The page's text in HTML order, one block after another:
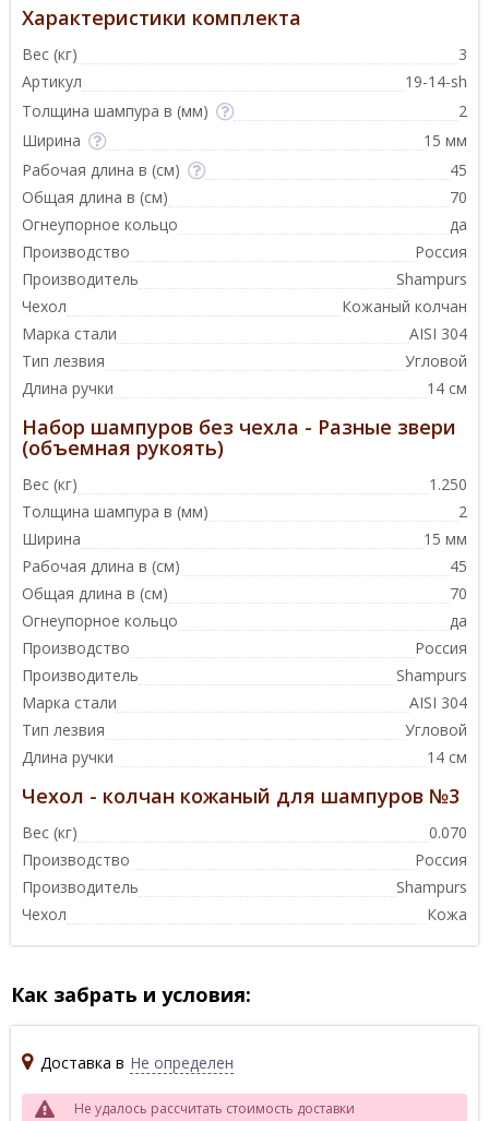
Характеристики комплекта
Вес (кг)
3
Артикул
19-14-sh
Толщина шампура в (мм)
2
Ширина
15 мм
Рабочая длина в (см)
45
Общая длина в (см)
70
Огнеупорное кольцо
да
Производство
Россия
Производитель
Shampurs
Чехол
Кожаный колчан
Марка стали
AISI 304
Тип лезвия
Угловой
Длина ручки
14 см
Набор шампуров без чехла - Разные звери
(объемная рукоять)
Вес (кг)
1.250
Толщина шампура в (мм)
2
Ширина
15 мм
Рабочая длина в (см)
45
Общая длина в (см)
70
Огнеупорное кольцо
да
Производство
Россия
Производитель
Shampurs
Марка стали
AISI 304
Тип лезвия
Угловой
Длина ручки
14 см
Чехол - колчан кожаный для шампуров №3
Вес (кг)
0.070
Производство
Россия
Производитель
Shampurs
Чехол
Кожа
Как забрать и условия:
Доставка в Не определен
Не удалось рассчитать стоимость доставки